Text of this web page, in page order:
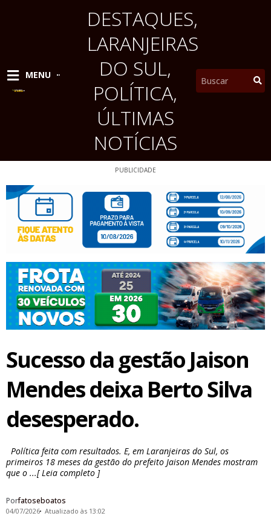
MENU
DESTAQUES,
LARANJEIRAS
DO SUL,
POLÍTICA,
ÚLTIMAS
NOTÍCIAS
Pesquisar
PUBLICIDADE
Sucesso da gestão Jaison
Mendes deixa Berto Silva
desesperado.
Política feita com resultados. E, em Laranjeiras do Sul, os
primeiros 18 meses da gestão do prefeito Jaison Mendes mostram
que o ...[ Leia completo ]
Porfatoseboatos
04/07/2026 Atualizado às 13:02